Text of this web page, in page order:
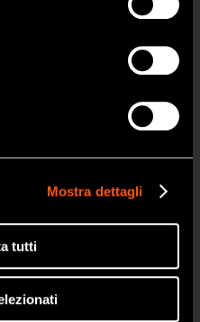
Mostra dettagli
tutti